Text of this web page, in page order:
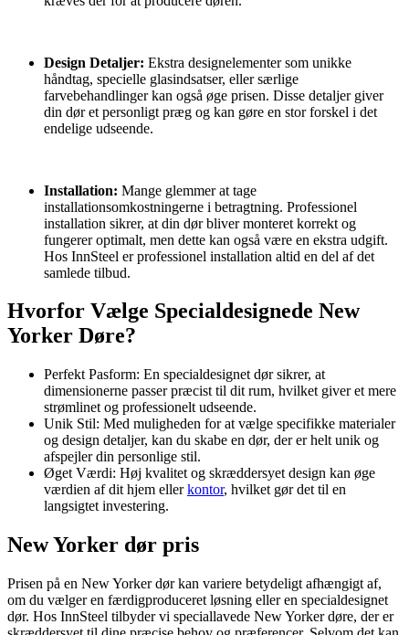
Design Detaljer: Ekstra designelementer som unikke
håndtag, specielle glasindsatser, eller særlige
farvebehandlinger kan også øge prisen. Disse detaljer giver
din dør et personligt præg og kan gøre en stor forskel i det
endelige udseende.
Installation: Mange glemmer at tage
installationsomkostningerne i betragtning. Professionel
installation sikrer, at din dør bliver monteret korrekt og
fungerer optimalt, men dette kan også være en ekstra udgift.
Hos InnSteel er professionel installation altid en del af det
samlede tilbud.
Hvorfor Vælge Specialdesignede New
Yorker Døre?
Perfekt Pasform: En specialdesignet dør sikrer, at
dimensionerne passer præcist til dit rum, hvilket giver et mere
strømlinet og professionelt udseende.
Unik Stil: Med muligheden for at vælge specifikke materialer
og design detaljer, kan du skabe en dør, der er helt unik og
afspejler din personlige stil.
Øget Værdi: Høj kvalitet og skræddersyet design kan øge
værdien af dit hjem ellerkontor, hvilket gør det til en
langsigtet investering.
New Yorker dør pris
Prisen på en New Yorker dør kan variere betydeligt afhængigt af,
om du vælger en færdigproduceret løsning eller en specialdesignet
dør. Hos InnSteel tilbyder vi speciallavede New Yorker døre, der er